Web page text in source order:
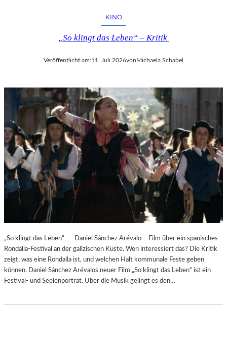
KINO
„So klingt das Leben“ – Kritik
Veröffentlicht am:11. Juli 2026vonMichaela Schabel
„So klingt das Leben“ – Daniel Sánchez Arévalo – Film über ein spanisches
Rondalla-Festival an der galizischen Küste. Wen interessiert das? Die Kritik
zeigt, was eine Rondalla ist, und welchen Halt kommunale Feste geben
können. Daniel Sánchez Arévalos neuer Film „So klingt das Leben“ ist ein
Festival- und Seelenporträt. Über die Musik gelingt es den…